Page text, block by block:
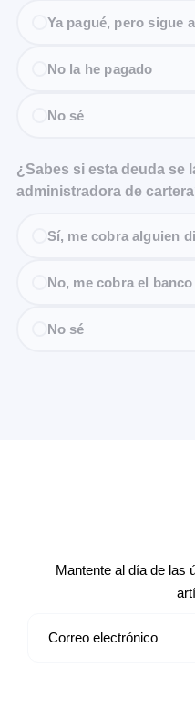
Ya pagué, pero sigue
No la he pagado
No sé
¿Sabes si esta deuda se
administradora de
Sí, me cobra alguien
No, me cobra el
No sé
Mantente al día de las